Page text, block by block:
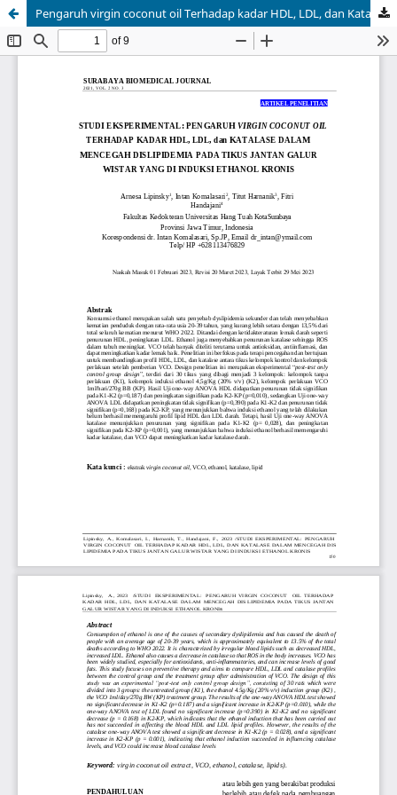
Pengaruh virgin coconut oil Terhadap kadar HDL, LDL, dan Katalase Dalam Mencegah Dislipidemia Pada Tikus Jantan Wistar Yang Di Induksi Ethanol